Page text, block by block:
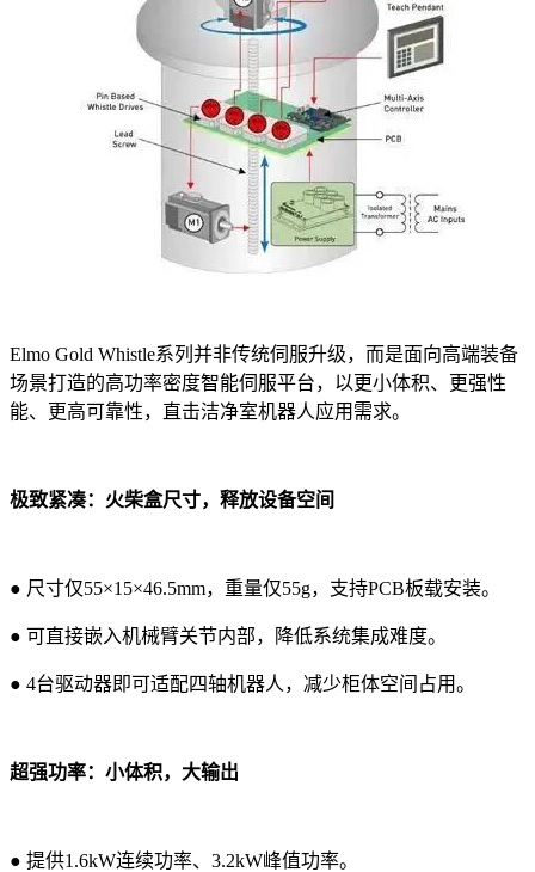
Elmo Gold Whistle系列并非传统伺服升级，而是面向高端装备
场景打造的高功率密度智能伺服平台，以更小体积、更强性
能、更高可靠性，直击洁净室机器人应用需求。
极致紧凑：火柴盒尺寸，释放设备空间
● 尺寸仅55×15×46.5mm，重量仅55g，支持PCB板载安装。
● 可直接嵌入机械臂关节内部，降低系统集成难度。
● 4台驱动器即可适配四轴机器人，减少柜体空间占用。
超强功率：小体积，大输出
● 提供1.6kW连续功率、3.2kW峰值功率。